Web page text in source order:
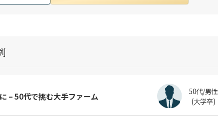
– 50代で挑む大手ファーム
50代/男性
(大学卒)